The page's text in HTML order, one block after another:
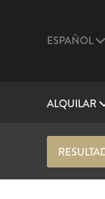
ESPAÑOL
ALQUILAR